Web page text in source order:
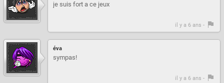
je suis fort a ce jeux
il y a 6 ans -
éva
sympas!
il y a 6 ans -